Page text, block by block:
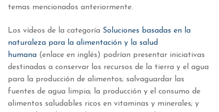
temas mencionados anteriormente.
Los vídeos de la categoría Soluciones basadas en la
naturaleza para la alimentación y la salud
humana (enlace en inglés) podrían presentar iniciativas
destinadas a conservar los recursos de la tierra y el agua
para la producción de alimentos; salvaguardar las
fuentes de agua limpia; la producción y el consumo de
alimentos saludables ricos en vitaminas y minerales; y